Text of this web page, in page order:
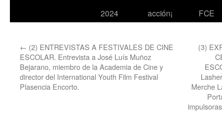
2024
acción¡
FCE
← (2) ENTREVISTAS A FESTIVALES DE CINE
ESCOLAR. Entrevista a José Luís Muñoz
Bejarano, miembro de la Academia de Cine y
director del International Youth Film Festival
Plasencia Encorto.
(3)
Merche